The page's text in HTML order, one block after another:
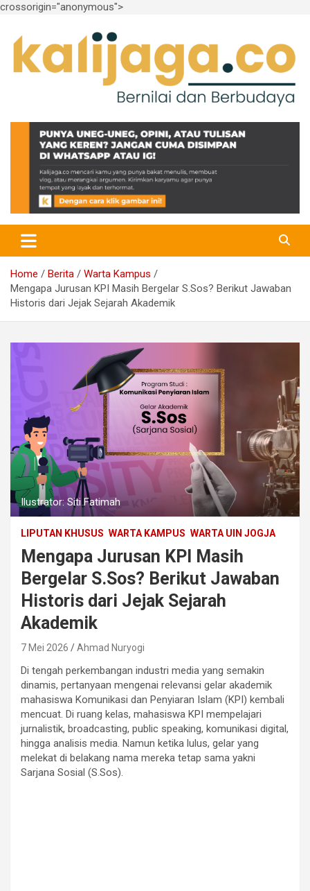
crossorigin="anonymous">
content
kalijaga.co
Home Berita
Warta Kampus
Mengapa Jurusan KPI Masih Bergelar S.Sos? Berikut Jawaban
Historis dari Jejak Sejarah Akademik
Ilustrator: Siti Fatimah
LIPUTAN KHUSUS WARTA KAMPUS WARTA UIN JOGJA
Mengapa Jurusan KPI Masih
Bergelar S.Sos? Berikut Jawaban
Historis dari Jejak Sejarah
Akademik
7 Mei 2026 Ahmad Nuryogi
Di tengah perkembangan industri media yang semakin
dinamis, pertanyaan mengenai relevansi gelar akademik
mahasiswa Komunikasi dan Penyiaran Islam (KPI) kembali
mencuat. Di ruang kelas, mahasiswa KPI mempelajari
jurnalistik, broadcasting, public speaking, komunikasi digital,
hingga analisis media. Namun ketika lulus, gelar yang
melekat di belakang nama mereka tetap sama yakni
Sarjana Sosial (S.Sos).